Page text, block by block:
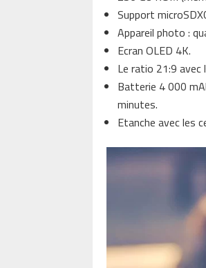
Support
Appareil photo :
Ecran OLED 4K.
Le ratio 21:9 avec
Batterie 4 000
minutes.
Etanche avec les